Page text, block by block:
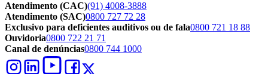
Atendimento (CAC)(91) 4008-3888
Atendimento (SAC)0800 727 72 28
Exclusivo para deficientes auditivos ou de fala0800 721 18 88
Ouvidoria0800 722 21 71
Canal de denúncias0800 744 1000